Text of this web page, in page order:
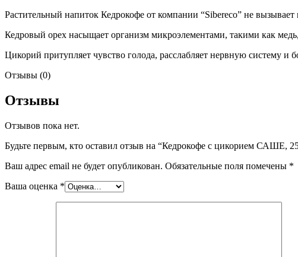
Растительный напиток Кедрокофе от компании “Sibereco” не
Кедровый орех насыщает организм микроэлементами, такими как
Цикорий притупляет чувство голода, расслабляет нервную систему и
Отзывы (0)
Отзывы
Отзывов пока нет.
Будьте первым, кто оставил отзыв на “Кедрокофе с цикорием САШЕ,
Ваш адрес email не будет опубликован. Обязательные поля помечены *
Ваша оценка *